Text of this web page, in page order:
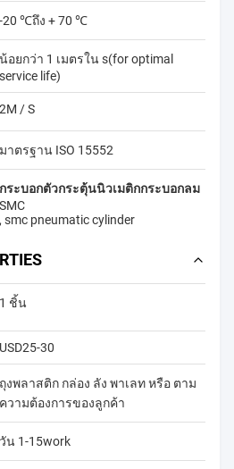
-20 ℃ถึง + 70 ℃
น้อยกว่า 1 เมตรใน s(for optimal
service life)
2M / S
มาตรฐาน ISO 15552
กระบอกตัวกระตุ้นนิวเมติกกระบอกลม
SMC
, smc pneumatic cylinder
1 ชิ้น
USD25-30
ถุงพลาสติก กล่อง ลัง พาเลท หรือ ตาม
ความต้องการของลูกค้า
วัน 1-15work